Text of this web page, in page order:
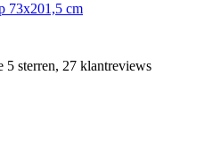
73x201,5 cm
5 sterren, 27 klantreviews